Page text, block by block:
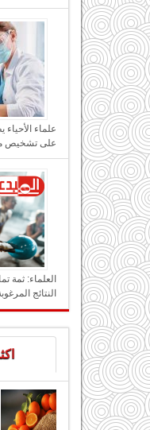
علماء الأحياء
على تشخيص
العلماء: ثمة
النتائج